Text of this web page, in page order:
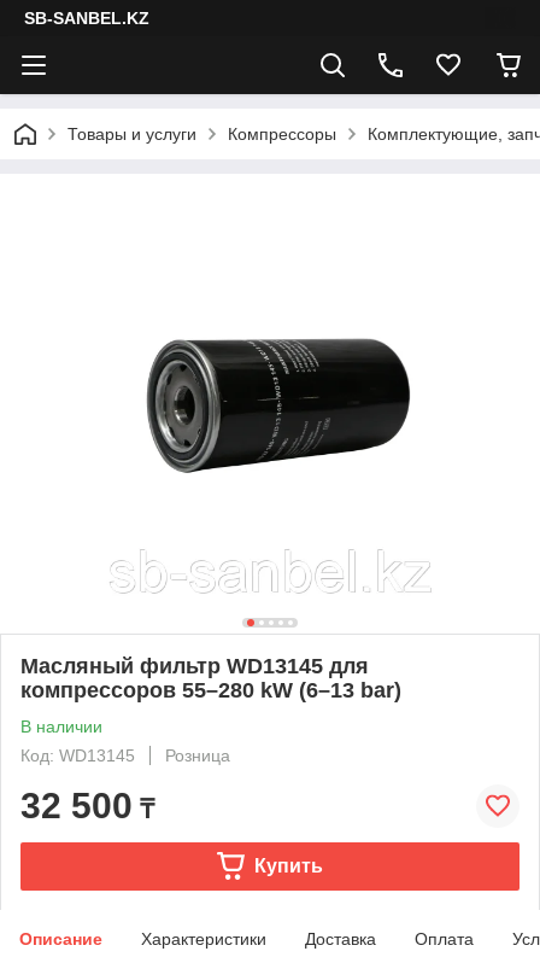
SB-SANBEL.KZ
Товары и услуги Компрессоры Комплектующие,
Масляный фильтр WD13145 для
компрессоров 55–280 kW (6–13 bar)
В наличии
Код: WD13145
Розница
32 500 ₸
Купить
Описание Характеристики Доставка Оплата